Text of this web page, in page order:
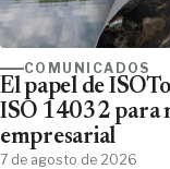
COMUNICADOS
El papel de
ISO 14032 para
empresarial
7 de agosto de 2026